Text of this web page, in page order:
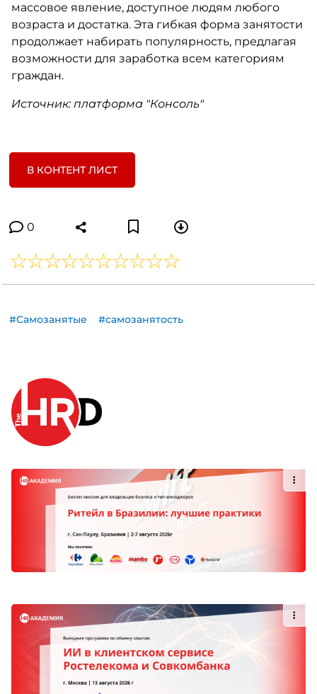
массовое явление, доступное людям любого
возраста и достатка. Эта гибкая форма занятости
продолжает набирать популярность, предлагая
возможности для заработка всем категориям
граждан.
Источник: платформа "Консоль"
В КОНТЕНТ ЛИСТ
0
#Самозанятые #самозанятость